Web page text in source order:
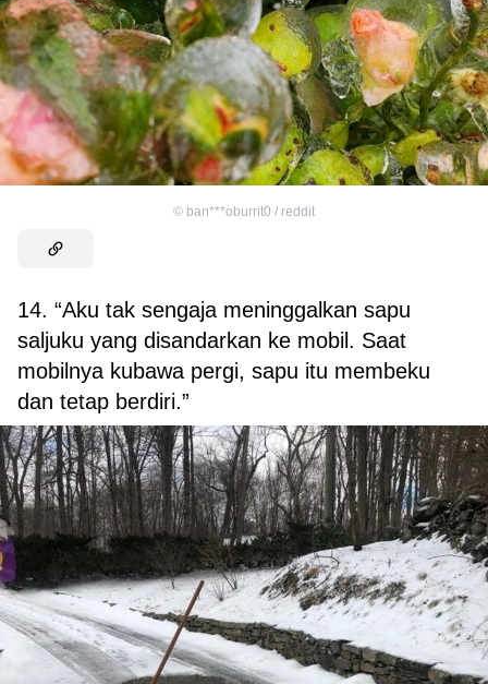
© ban***oburrit0 / reddit
14. “Aku tak sengaja meninggalkan sapu
saljuku yang disandarkan ke mobil. Saat
mobilnya kubawa pergi, sapu itu membeku
dan tetap berdiri.”